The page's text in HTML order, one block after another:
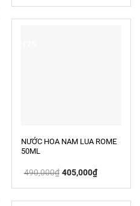
399,000₫.
NƯỚC HOA NAM LUA ROME
50ML
490,000₫ Giá
gốc
405,000₫Giá
hiện
405,000₫.